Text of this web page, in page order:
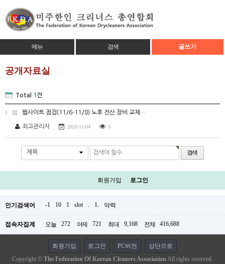
메뉴 검색 글쓰기
공개자료실
Total 1 건
1 웹사이트 점검(11/6-11/8) 노후 전산 장비 교체…
최고관리자 2020-11-04 3
제목
회원가입 로그인
인기검색어 -1 10 1 slot . 1. 약력
접속자집계 오늘 272 어제 721 최대 9,168 전체 416,688
회원가입 로그인 PC버전
상단으로
Copyright © The Federation Of Korean Cleaners Association All rights reserved.